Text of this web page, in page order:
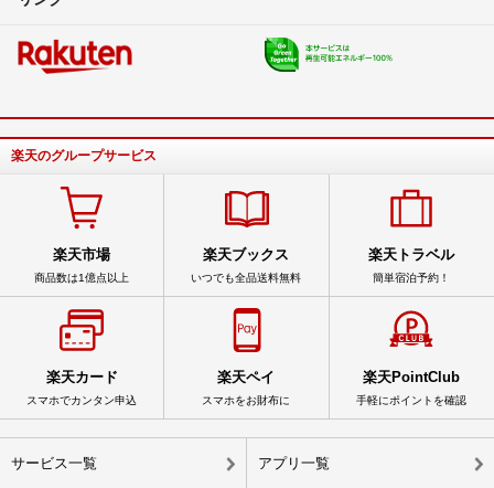
楽天のグループサービス
楽天市場
商品数は1億点以上
楽天ブックス
いつでも全品送料無料
楽天トラベル
簡単宿泊予約！
楽天カード
スマホでカンタン申込
楽天ペイ
スマホをお財布に
楽天PointClub
手軽にポイントを確認
サービス一覧 アプリ一覧